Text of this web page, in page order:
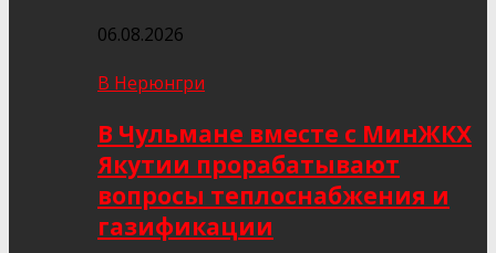
06.08.2026
В Нерюнгри
В Чульмане вместе с МинЖКХ
Якутии прорабатывают
вопросы теплоснабжения и
газификации